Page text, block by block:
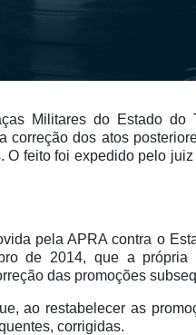
Militares do Estado do
correção dos atos
O feito foi expedido pelo
pela APRA contra o
de 2014, que a própria
das promoções
ao restabelecer as
corrigidas.